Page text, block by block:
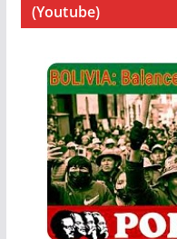
(Youtube)